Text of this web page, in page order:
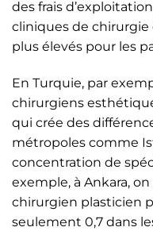
des frais
cliniques de
plus élevés pour les
En Turquie, par
chirurgiens
qui crée des
métropoles comme
concentration de
exemple, à Ankara,
chirurgien plasticien
seulement 0,7 dans